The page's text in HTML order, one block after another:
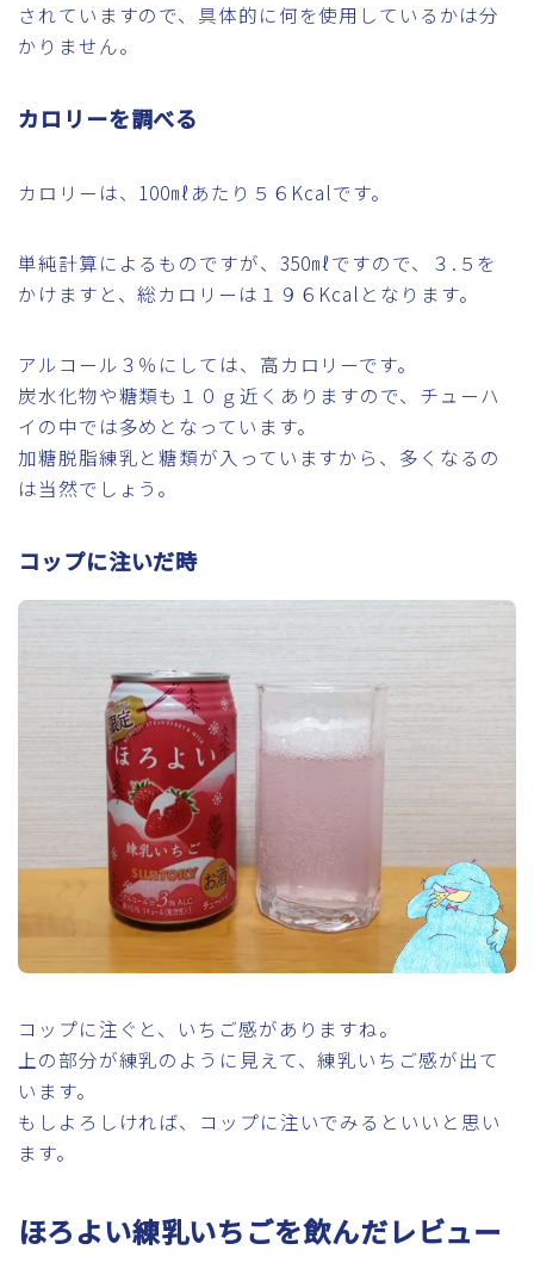
されていますので、具体的に何を使用しているかは分
かりません。
カロリーを調べる
カロリーは、100㎖あたり５６Kcalです。
単純計算によるものですが、350㎖ですので、３.５を
かけますと、総カロリーは１９６Kcalとなります。
アルコール３％にしては、高カロリーです。
炭水化物や糖類も１０ｇ近くありますので、チューハ
イの中では多めとなっています。
加糖脱脂練乳と糖類が入っていますから、多くなるの
は当然でしょう。
コップに注いだ時
コップに注ぐと、いちご感がありますね。
上の部分が練乳のように見えて、練乳いちご感が出て
います。
もしよろしければ、コップに注いでみるといいと思い
ます。
ほろよい練乳いちごを飲んだレビュー